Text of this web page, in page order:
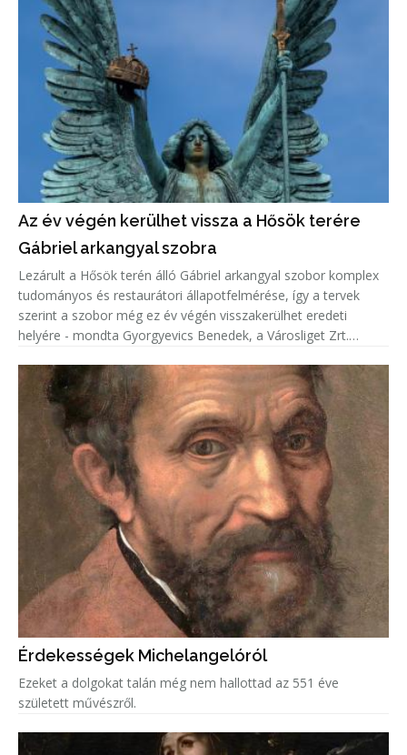
Az év végén kerülhet vissza a Hősök terére
Gábriel arkangyal szobra
Lezárult a Hősök terén álló Gábriel arkangyal szobor komplex
tudományos és restaurátori állapotfelmérése, így a tervek
szerint a szobor még ez év végén visszakerülhet eredeti
helyére - mondta Gyorgyevics Benedek, a Városliget Zrt.
Érdekességek Michelangelóról
Ezeket a dolgokat talán még nem hallottad az 551 éve
született művészről.